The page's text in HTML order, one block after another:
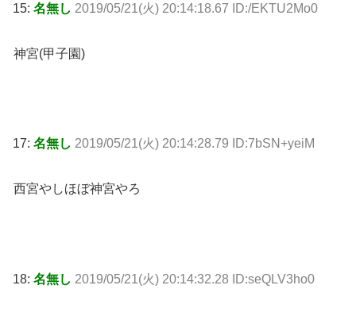
15: 名無し 2019/05/21(火) 20:14:18.67 ID:/EKTU2Mo0
神宮(甲子園)
17: 名無し 2019/05/21(火) 20:14:28.79 ID:7bSN+yeiM
西宮やしほぼ神宮やろ
18: 名無し 2019/05/21(火) 20:14:32.28 ID:seQLV3ho0